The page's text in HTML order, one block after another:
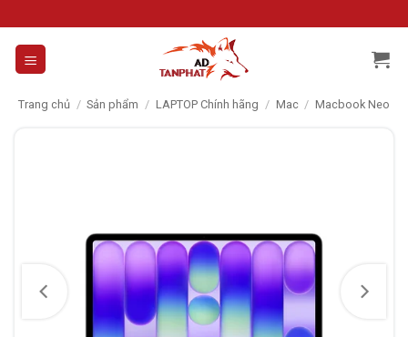
to
content
Trang chủ / Sản phẩm / LAPTOP Chính hãng / Mac / Macbook Neo